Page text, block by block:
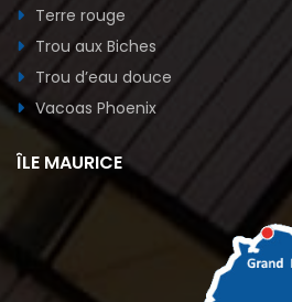
Terre rouge
Trou aux Biches
Trou d’eau douce
Vacoas Phoenix
ÎLE MAURICE